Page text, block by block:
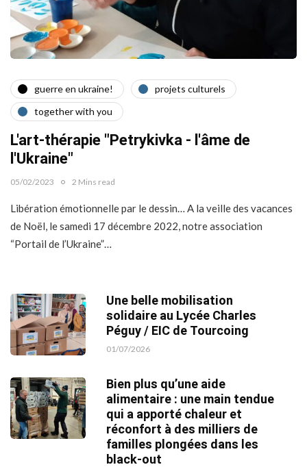
guerre en ukraine!
projets culturels
together with you
L'art-thérapie "Petrykivka - l'âme de
l'Ukraine"
05/02/2023 2 Mins read
Libération émotionnelle par le dessin… A la veille des vacances
de Noël, le samedi 17 décembre 2022, notre association
“Portail de l’Ukraine”…
Une belle mobilisation
solidaire au Lycée Charles
Péguy / EIC de Tourcoing
01/07/2026
Bien plus qu’une aide
alimentaire : une main tendue
qui a apporté chaleur et
réconfort à des milliers de
familles plongées dans les
black-out